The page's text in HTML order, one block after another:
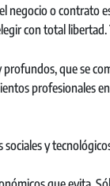
o contrato
con total libertad.
que se
profesionales
y